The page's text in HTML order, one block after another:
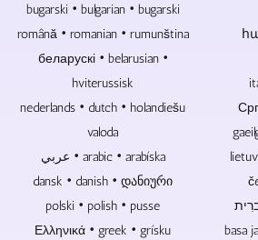
болса,
немесе
үшін
бірінші
таңдау
болып
bugarski • bulgarian • bugarski
română • romanian • rumunština
беларускі • belarusian •
hviterussisk
nederlands • dutch • holandiešu
valoda
عربي • arabic • arabíska
dansk • danish • დანიური
polski • polish • pusse
Ελληνικά • greek • grísku
basa